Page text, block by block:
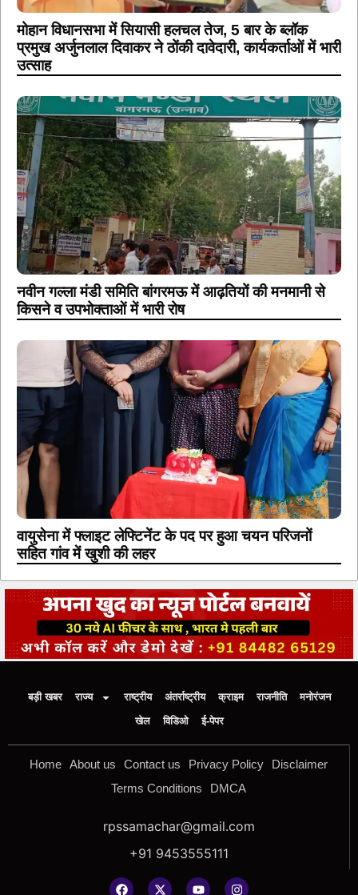
मोहान विधानसभा में सियासी हलचल तेज, 5 बार के ब्लॉक
प्रमुख अर्जुनलाल दिवाकर ने ठोंकी दावेदारी, कार्यकर्ताओं में भारी
उत्साह
नवीन गल्ला मंडी समिति बांगरमऊ में आढ़तियों की मनमानी से
किसने व उपभोक्ताओं में भारी रोष
वायुसेना में फ्लाइट लेफ्टिनेंट के पद पर हुआ चयन परिजनों
सहित गांव में खुशी की लहर
बड़ी खबर राज्य राष्ट्रीय अंतर्राष्ट्रीय क्राइम राजनीति
मनोरंजन
खेल
विडिओ ई-पेपर
Home About us Contact us Privacy Policy
Disclaimer
Terms Conditions
DMCA
rpssamachar@gmail.com
+91 9453555111